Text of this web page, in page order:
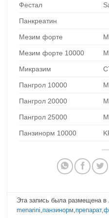
Фестал
Панкреатин
Мезим форте
Мезим форте 10000
Микразим
Пангрол 10000
Пангрол 20000
Пангрол 25000
Панзинорм 10000
Эта запись была размещена в
menarini,панзинорм,препарат,